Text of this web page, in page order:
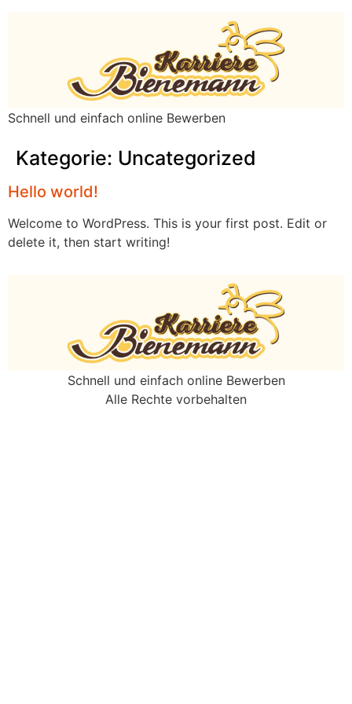
Schnell und einfach online Bewerben
Kategorie: Uncategorized
Hello world!
Welcome to WordPress. This is your first post. Edit or
delete it, then start writing!
Schnell und einfach online Bewerben
Alle Rechte vorbehalten